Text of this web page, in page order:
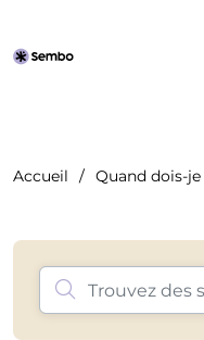
Accueil Quand dois-